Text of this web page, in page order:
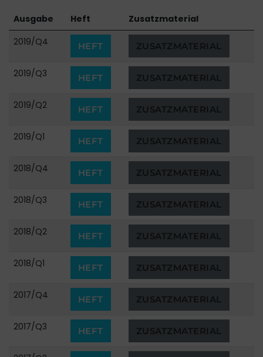
Ausgabe Heft
Zusatzmaterial
2019/Q4
HEFT ZUSATZMATERIAL
2019/Q3 HEFT ZUSATZMATERIAL
2019/Q2 HEFT ZUSATZMATERIAL
2019/Q1 HEFT ZUSATZMATERIAL
2018/Q4 HEFT ZUSATZMATERIAL
2018/Q3 HEFT ZUSATZMATERIAL
2018/Q2 HEFT ZUSATZMATERIAL
2018/Q1 HEFT ZUSATZMATERIAL
2017/Q4 HEFT ZUSATZMATERIAL
2017/Q3 HEFT ZUSATZMATERIAL